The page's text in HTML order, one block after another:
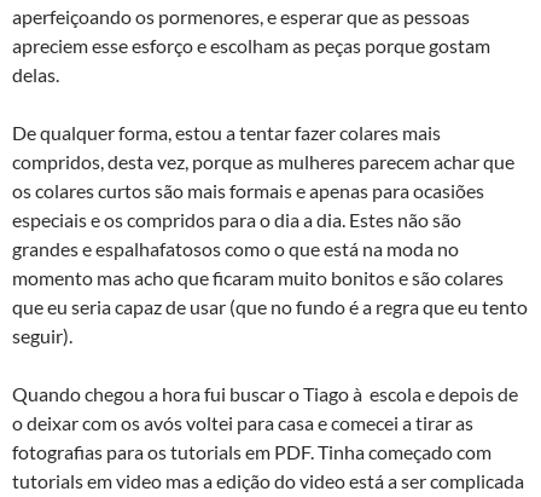
aperfeiçoando os pormenores, e esperar que as pessoas
apreciem esse esforço e escolham as peças porque gostam
delas.
De qualquer forma, estou a tentar fazer colares mais
compridos, desta vez, porque as mulheres parecem achar que
os colares curtos são mais formais e apenas para ocasiões
especiais e os compridos para o dia a dia. Estes não são
grandes e espalhafatosos como o que está na moda no
momento mas acho que ficaram muito bonitos e são colares
que eu seria capaz de usar (que no fundo é a regra que eu tento
seguir).
Quando chegou a hora fui buscar o Tiago à escola e depois de
o deixar com os avós voltei para casa e comecei a tirar as
fotografias para os tutorials em PDF. Tinha começado com
tutorials em video mas a edição do video está a ser complicada